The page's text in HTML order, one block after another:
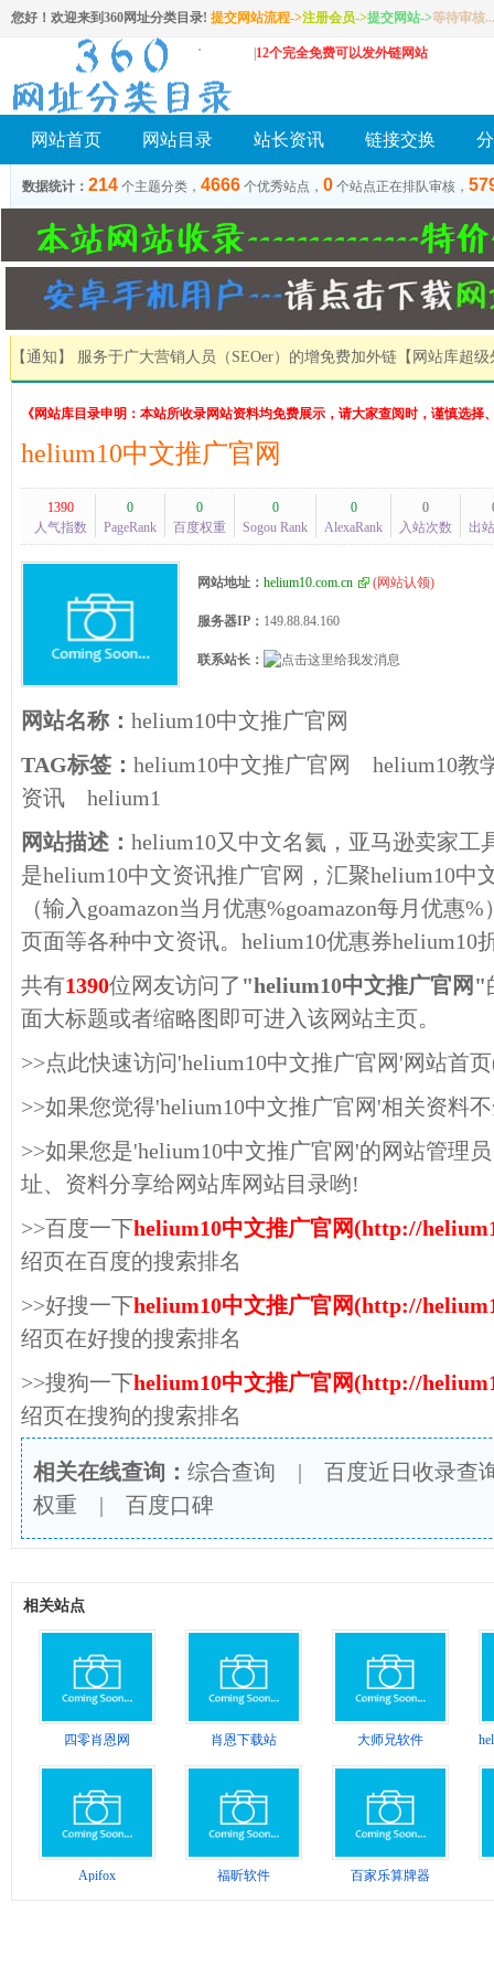
您好！欢迎来到360网址分类目录! 提交网站流程->注册会员->提交网站->等待审核...
12个完全免费可以发外链网站
网站首页 网站目录 站长资讯 链接交换
数据统计： 214 个主题分类， 4666 个优秀站点， 0 个站点正在排队审核，
【通知】 服务于广大营销人员（SEOer）的增免费加外链 【网站库超
《网站库目录申明：本站所收录网站资料均免费展示，请大家查阅时，谨慎选择
helium10中文推广官网
1390
人气指数
0
PageRank
0
百度权重
0
Sogou Rank
0
AlexaRank
0
入站次数
出
网站地址： helium10.com.cn (网站认领)
服务器IP： 149.88.84.160
联系站长：
网站名称： helium10中文推广官网
TAG标签： helium10中文推广官网
helium10教
资讯
helium1
网站描述： helium10又中文名氦，亚马逊卖家工
是helium10中文资讯推广官网，汇聚helium10中
（输入goamazon当月优惠%goamazon每月优惠
页面等各种中文资讯。helium10优惠券helium10
共有1390位网友访问了 "helium10中文推广官网"
面大标题或者缩略图即可进入该网站主页。
>>点此快速访问'helium10中文推广官网'网站首
>>如果您觉得'helium10中文推广官网'相关资料
>>如果您是'helium10中文推广官网'的网站管理
址、资料分享给网站库网站目录哟!
>>百度一下helium10中文推广官网(http://
绍页在百度的搜索排名
>>好搜一下helium10中文推广官网(http://
绍页在好搜的搜索排名
>>搜狗一下helium10中文推广官网(http://
绍页在搜狗的搜索排名
相关在线查询： 综合查询 | 百度近日收录查
权重 | 百度口碑
相关站点
四零肖恩网 肖恩下载站 大师兄软件
Apifox 福昕软件 百家乐算牌器